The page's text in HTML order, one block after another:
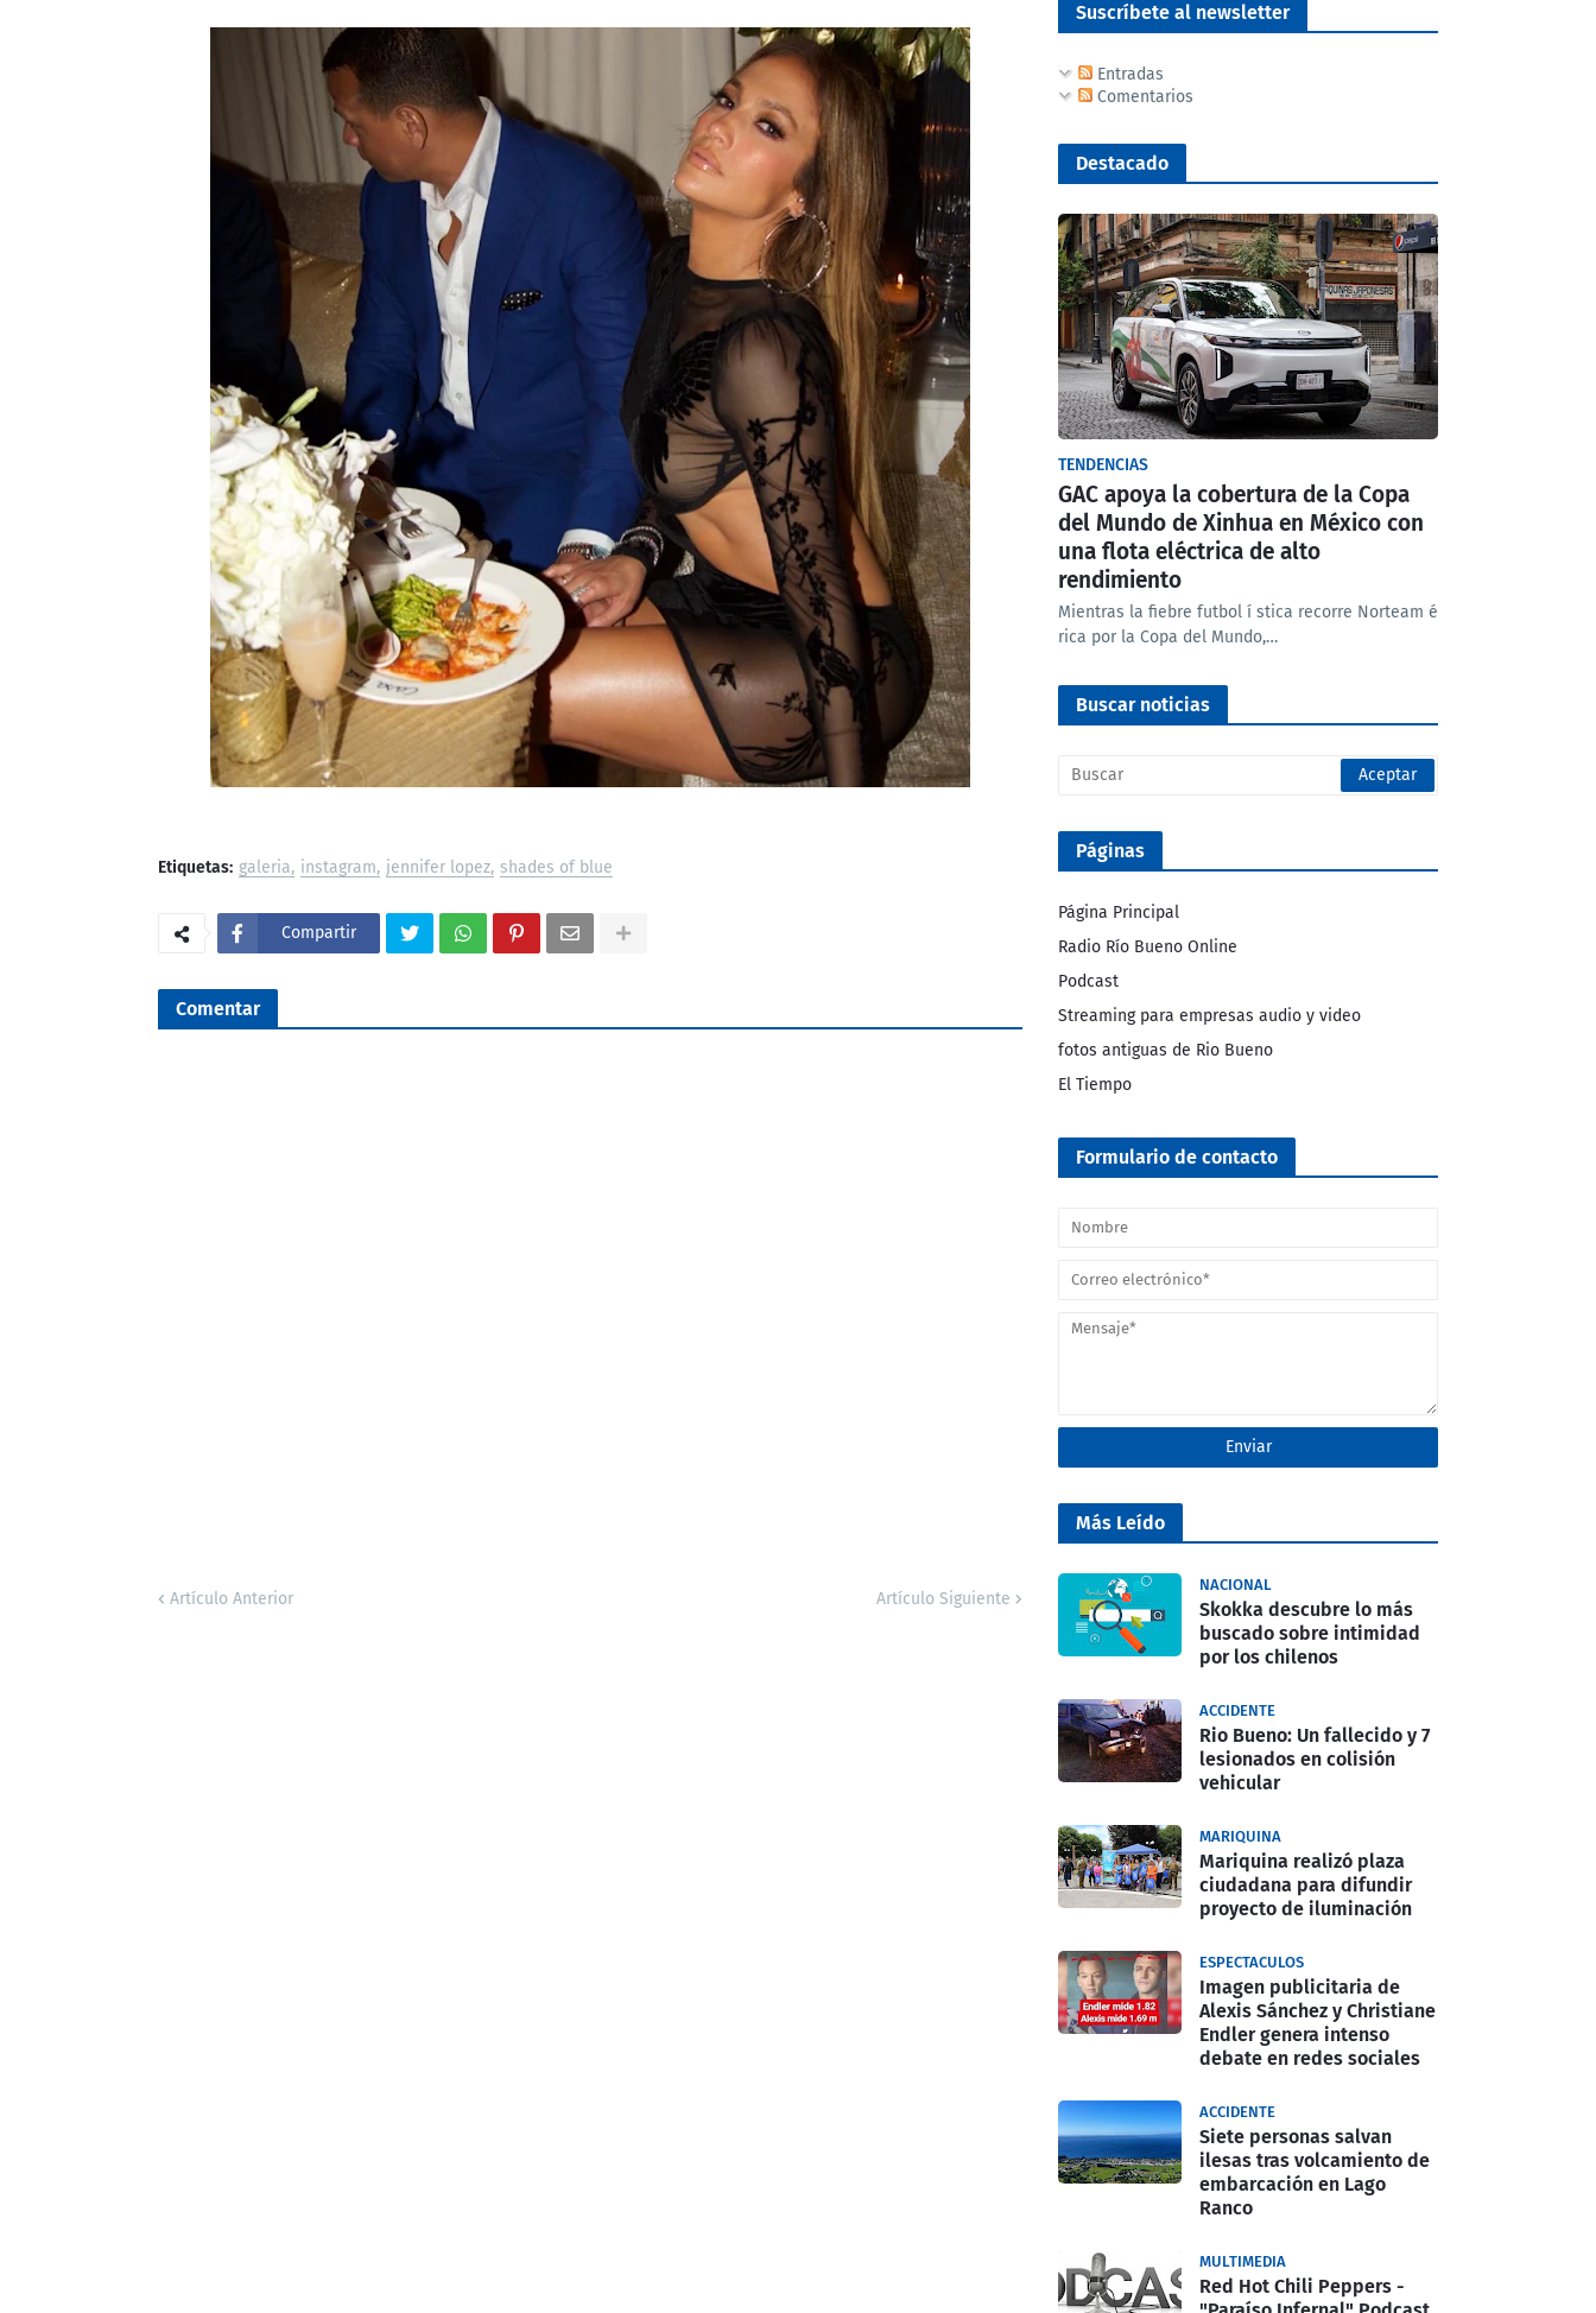
Etiquetas: galeria instagram jennifer lopez shades of blue
Compartir
Comentar
Artículo Anterior Artículo Siguiente
Suscríbete al newsletter
Entradas
Comentarios
Destacado
TENDENCIAS
GAC apoya la cobertura de la Copa
del Mundo de Xinhua en México con
una flota eléctrica de alto
rendimiento
Mientras la fiebre futbol í stica recorre Norteam é
rica por la Copa del Mundo,…
Buscar noticias
Páginas
Página Principal
Radio Río Bueno Online
Podcast
Streaming para empresas audio y video
fotos antiguas de Rio Bueno
El Tiempo
Formulario de contacto
Más Leído
NACIONAL
Skokka descubre lo más
buscado sobre intimidad
por los chilenos
ACCIDENTE
Rio Bueno: Un fallecido y 7
lesionados en colisión
vehicular
MARIQUINA
Mariquina realizó plaza
ciudadana para difundir
proyecto de iluminación
ESPECTACULOS
Imagen publicitaria de
Alexis Sánchez y Christiane
Endler genera intenso
debate en redes sociales
ACCIDENTE
Siete personas salvan
ilesas tras volcamiento de
embarcación en Lago
Ranco
MULTIMEDIA
Red Hot Chili Peppers -